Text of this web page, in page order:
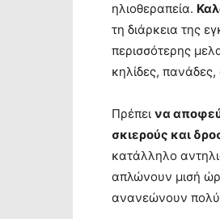
ηλιοθεραπεία.
τη διάρκεια της
περισσότερης
κηλίδες,
Πρέπει να
σκιερούς και
κατάλληλο
απλώνουν μισή
ανανεώνουν πολύ